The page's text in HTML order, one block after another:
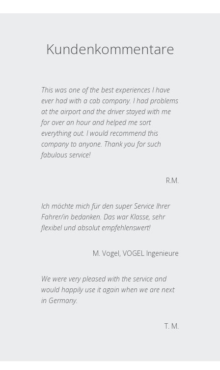
Kundenkommentare
This was one of the best experiences I have
ever had with a cab company. I had problems
at the airport and the driver stayed with me
for over an hour and helped me sort
everything out. I would recommend this
company to anyone. Thank you for such
fabulous service!
R.M.
Ich möchte mich für den super Service Ihrer
Fahrer/in bedanken. Das war Klasse, sehr
flexibel und absolut empfehlenswert!
M. Vogel, VOGEL Ingenieure
We were very pleased with the service and
would happily use it again when we are next
in Germany.
T. M.